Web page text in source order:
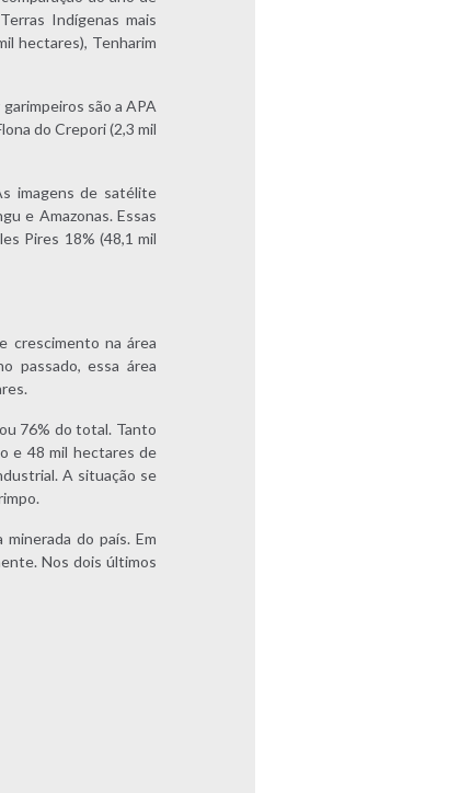
Indígenas mais
hectares), Tenharim
são a APA
do Crepori (2,3 mil
imagens de satélite
e Amazonas. Essas
Pires 18% (48,1 mil
crescimento na área
passado, essa área
76% do total. Tanto
e 48 mil hectares de
A situação se
do país. Em
Nos dois últimos